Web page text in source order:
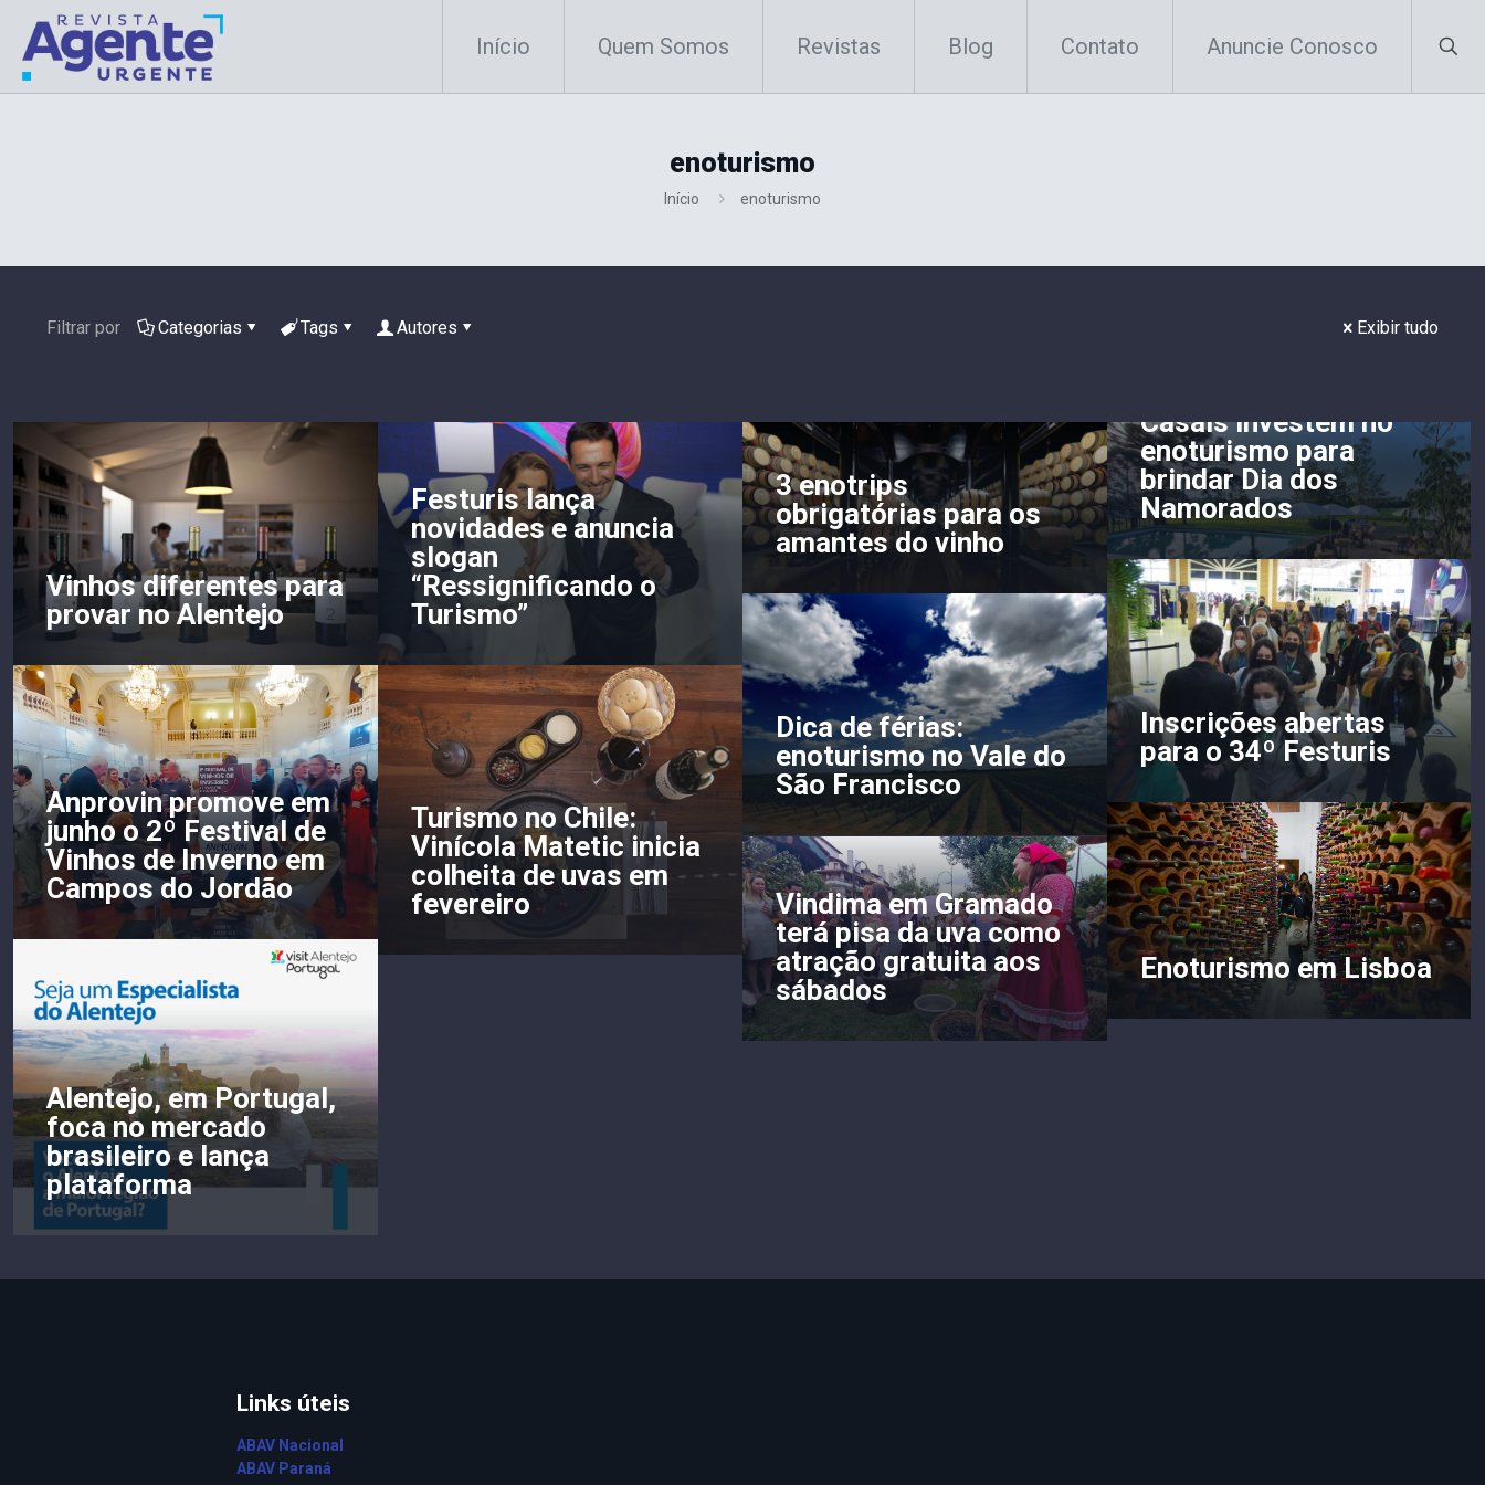
Início Quem Somos Revistas Blog Contato Anuncie Conosco
enoturismo
Início enoturismo
Filtrar por Categorias Tags Autores Exibir tudo
Vinhos diferentes para
provar no Alentejo
Festuris lança
novidades e anuncia
slogan
“Ressignificando o
Turismo”
3 enotrips
obrigatórias para os
amantes do vinho
Casais investem no
enoturismo para
brindar Dia dos
Namorados
Inscrições abertas
para o 34º Festuris
Dica de férias:
enoturismo no Vale do
São Francisco
Turismo no Chile:
Vinícola Matetic inicia
colheita de uvas em
fevereiro
Anprovin promove em
junho o 2º Festival de
Vinhos de Inverno em
Campos do Jordão
Enoturismo em Lisboa
Vindima em Gramado
terá pisa da uva como
atração gratuita aos
sábados
Alentejo, em Portugal,
foca no mercado
brasileiro e lança
plataforma
Links úteis
ABAV Nacional
ABAV Paraná